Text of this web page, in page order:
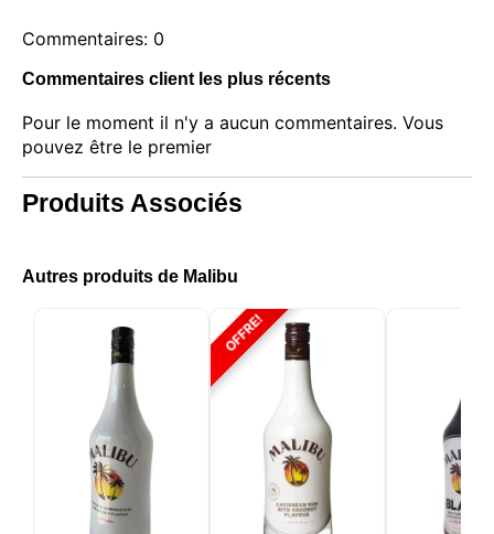
Commentaires: 0
Commentaires client les plus récents
Pour le moment il n'y a aucun commentaires. Vous
pouvez être le premier
Produits Associés
Autres produits de Malibu
OFFRE!
Ce site web utilise des cookies
Notre site web utilise des cookies capables de lire,